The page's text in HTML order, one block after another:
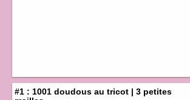
#1 : 1001 doudous au tricot | 3 petites